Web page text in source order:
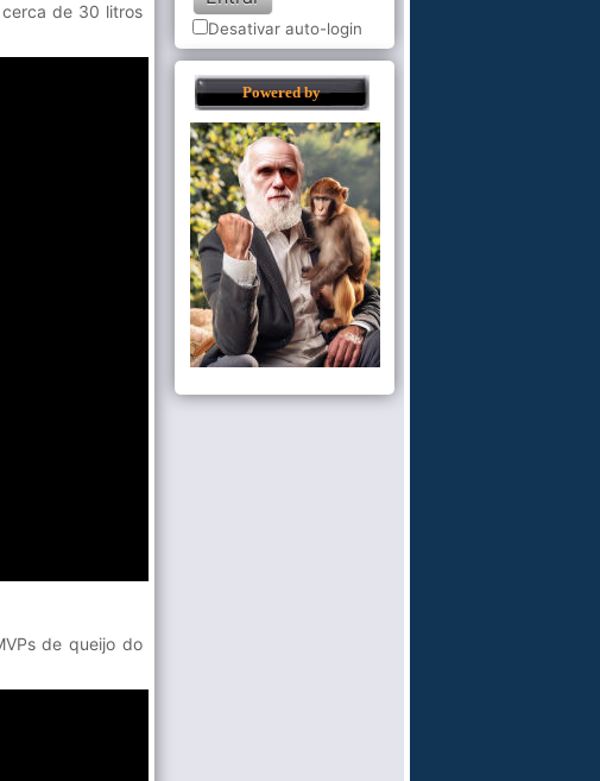
de 30 litros
de queijo do
Desativar auto-login
Powered by